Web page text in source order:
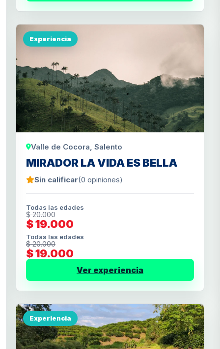
Experiencia
Valle de Cocora, Salento
MIRADOR LA VIDA ES BELLA
Sin calificar(0 opiniones)
Todas las edades
$ 20.000
$ 19.000
Todas las edades
$ 20.000
$ 19.000
Ver experiencia
Experiencia